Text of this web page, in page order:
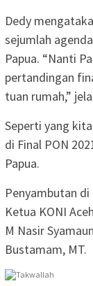
Dedy
sejumlah
Papua. “Nanti
pertandingan
tuan rumah,”
Seperti yang
di Final PON
Papua.
Penyambutan
Ketua KONI
M Nasir
Bustamam, MT.